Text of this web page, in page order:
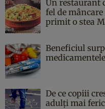
Un restaurant
fel de
primit o stea
Beneficiul
De ce copiii
adulți mai